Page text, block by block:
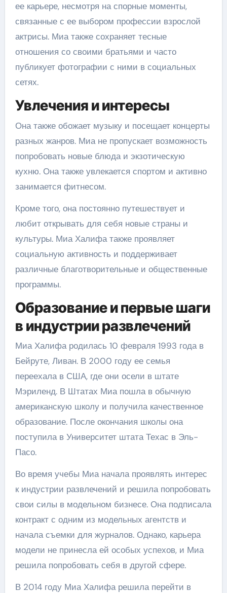
ее карьере, несмотря на спорные моменты,
связанные с ее выбором профессии взрослой
актрисы. Миа также сохраняет тесные
отношения со своими братьями и часто
публикует фотографии с ними в социальных
сетях.
Увлечения и интересы
Она также обожает музыку и посещает концерты
разных жанров. Миа не пропускает возможность
попробовать новые блюда и экзотическую
кухню. Она также увлекается спортом и активно
занимается фитнесом.
Кроме того, она постоянно путешествует и
любит открывать для себя новые страны и
культуры. Миа Халифа также проявляет
социальную активность и поддерживает
различные благотворительные и общественные
программы.
Образование и первые шаги
в индустрии развлечений
Миа Халифа родилась 10 февраля 1993 года в
Бейруте, Ливан. В 2000 году ее семья
переехала в США, где они осели в штате
Мэриленд. В Штатах Миа пошла в обычную
американскую школу и получила качественное
образование. После окончания школы она
поступила в Университет штата Техас в Эль-
Пасо.
Во время учебы Миа начала проявлять интерес
к индустрии развлечений и решила попробовать
свои силы в модельном бизнесе. Она подписала
контракт с одним из модельных агентств и
начала съемки для журналов. Однако, карьера
модели не принесла ей особых успехов, и Миа
решила попробовать себя в другой сфере.
В 2014 году Миа Халифа решила перейти в